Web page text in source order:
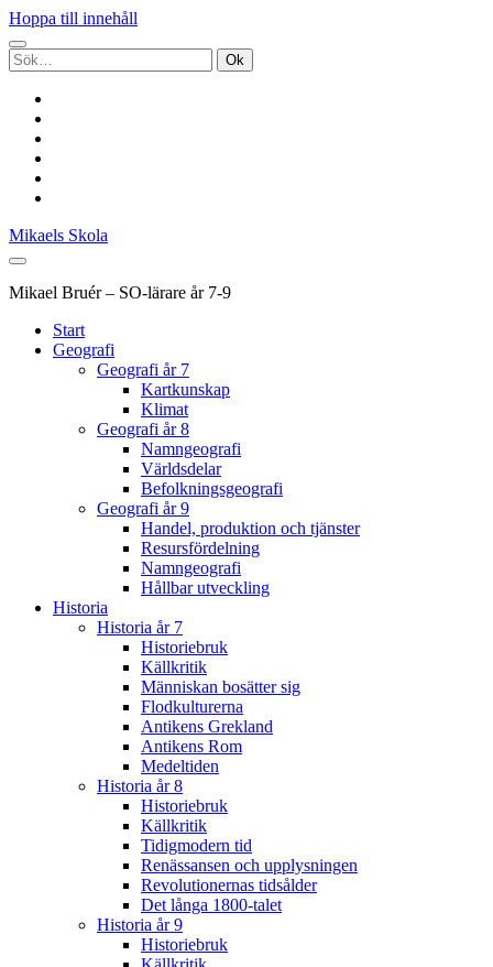
Hoppa till innehåll
Sök
efter:
Mikaels Skola
Mikael Bruér – SO-lärare år 7-9
Start
Geografi
Geografi år 7
Kartkunskap
Klimat
Geografi år 8
Namngeografi
Världsdelar
Befolkningsgeografi
Geografi år 9
Handel, produktion och tjänster
Resursfördelning
Namngeografi
Hållbar utveckling
Historia
Historia år 7
Historiebruk
Källkritik
Människan bosätter sig
Flodkulturerna
Antikens Grekland
Antikens Rom
Medeltiden
Historia år 8
Historiebruk
Källkritik
Tidigmodern tid
Renässansen och upplysningen
Revolutionernas tidsålder
Det långa 1800-talet
Historia år 9
Historiebruk